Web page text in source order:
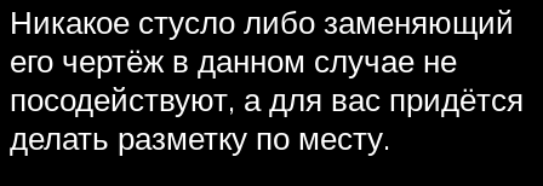
Никакое стусло либо заменяющий
его чертёж в данном случае не
посодействуют, а для вас придётся
делать разметку по месту.